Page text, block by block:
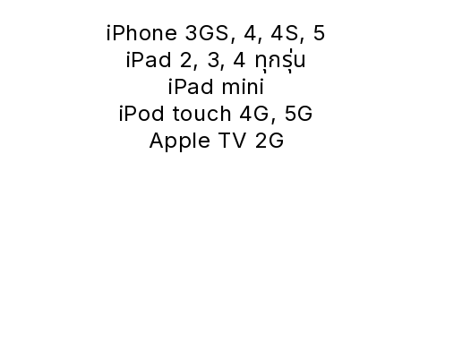
iPhone 3GS, 4, 4S, 5
iPad 2, 3, 4 ทุกรุ่น
iPad mini
iPod touch 4G, 5G
Apple TV 2G